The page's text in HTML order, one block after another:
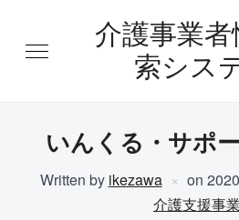
介護事業者
索シス
いんくる・サポ
Written by ikezawa on
介護支援事